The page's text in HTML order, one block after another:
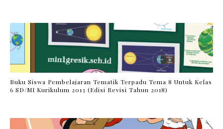
Buku Siswa Pembelajaran Tematik Terpadu Tema 8 Untuk Kelas
6 SD/MI Kurikulum 2013 (Edisi Revisi Tahun 2018)